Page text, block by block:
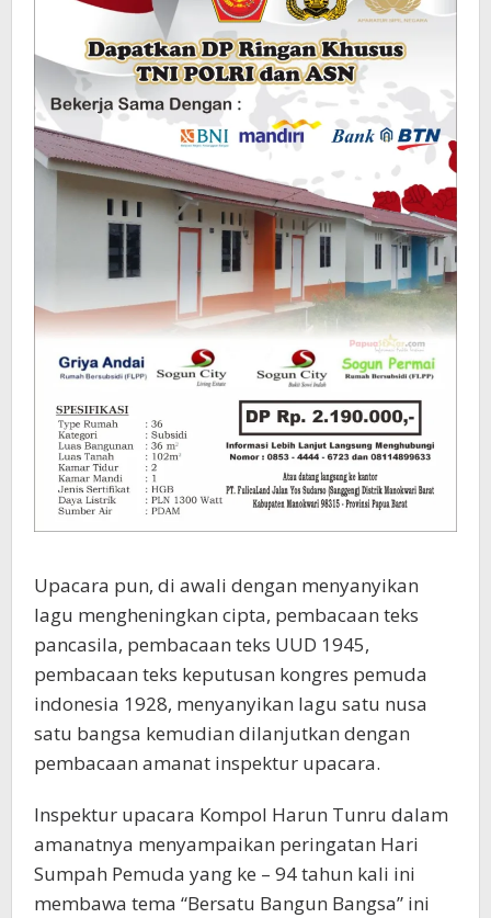
Upacara pun, di awali dengan menyanyikan
lagu mengheningkan cipta, pembacaan teks
pancasila, pembacaan teks UUD 1945,
pembacaan teks keputusan kongres pemuda
indonesia 1928, menyanyikan lagu satu nusa
satu bangsa kemudian dilanjutkan dengan
pembacaan amanat inspektur upacara.
Inspektur upacara Kompol Harun Tunru dalam
amanatnya menyampaikan peringatan Hari
Sumpah Pemuda yang ke – 94 tahun kali ini
membawa tema “Bersatu Bangun Bangsa” ini